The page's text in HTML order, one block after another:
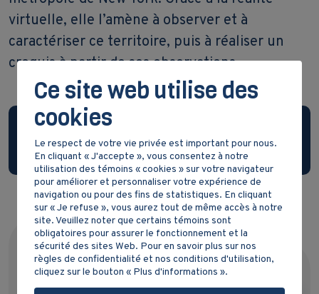
virtuelle, elle l’amène à observer et à
caractériser ce territoire, puis à réaliser un
croquis à partir de ses observations.
Compétence 1 : lire l’organisation d’un
territoire
DOCUMENT(S) DE L'ÉLÈVE
Ce site web utilise des
cookies
Le respect de votre vie privée est important pour nous.
En cliquant « J'accepte », vous consentez à notre
utilisation des témoins « cookies » sur votre navigateur
pour améliorer et personnaliser votre expérience de
navigation ou pour des fins de statistiques. En cliquant
sur « Je refuse », vous aurez tout de même accès à notre
site. Veuillez noter que certains témoins sont
obligatoires pour assurer le fonctionnement et la
sécurité des sites Web. Pour en savoir plus sur nos
règles de confidentialité et nos conditions d'utilisation,
cliquez sur le bouton « Plus d'informations ».